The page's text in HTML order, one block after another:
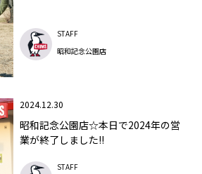
STAFF
昭和記念公園店
2024.12.30
昭和記念公園店☆本日で2024年の営
業が終了しました!!
STAFF